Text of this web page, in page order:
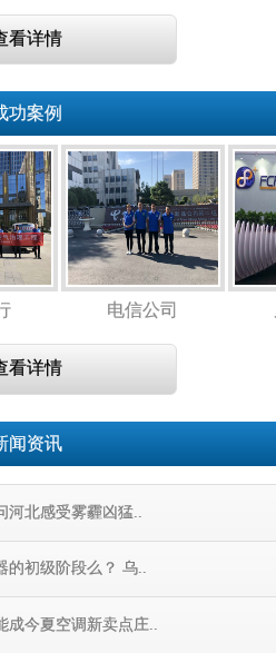
看详情
功案例
电信公司
看详情
闻资讯
北感受雾霾凶猛..
的初级阶段么？ 乌..
成今夏空调新卖点庄..